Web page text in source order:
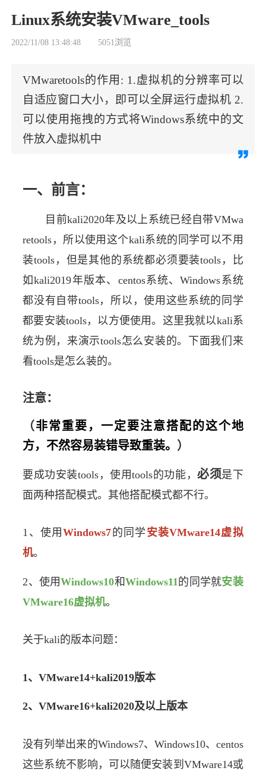
Linux系统安装VMware_tools
2022/11/08 13:48:48 5051浏览
VMwaretools的作用: 1.虚拟机的分辨率可以
自适应窗口大小，即可以全屏运行虚拟机 2.
可以使用拖拽的方式将Windows系统中的文
件放入虚拟机中
一、前言：
目前kali2020年及以上系统已经自带VMwa
retools，所以使用这个kali系统的同学可以不用
装tools，但是其他的系统都必须要装tools，比
如kali2019年版本、centos系统、Windows系统
都没有自带tools，所以，使用这些系统的同学
都要安装tools，以方便使用。这里我就以kali系
统为例，来演示tools怎么安装的。下面我们来
看tools是怎么装的。
注意：
（非常重要，一定要注意搭配的这个地
方，不然容易装错导致重装。 ）
要成功安装tools，使用tools的功能，必须是下
面两种搭配模式。其他搭配模式都不行。
1、使用Windows7 的同学 安装VMware14虚拟
机。
2、使用Windows10和Windows11 的同学就安装
VMware16虚拟机。
关于kali的版本问题：
1、VMware14+kali2019版本
2、VMware16+kali2020及以上版本
没有列举出来的Windows7、Windows10、centos
这些系统不影响，可以随便安装到VMware14或